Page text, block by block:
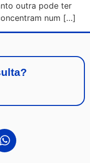
outra pode ter
num […]